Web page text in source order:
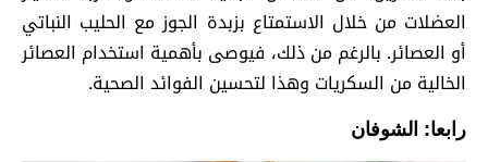
العضلات من خلال الاستمتاع بزبدة الجوز مع الحليب النباتي
أو العصائر. بالرغم من ذلك، فيوصى بأهمية استخدام العصائر
الخالية من السكريات وهذا لتحسين الفوائد الصحية.
رابعا: الشوفان